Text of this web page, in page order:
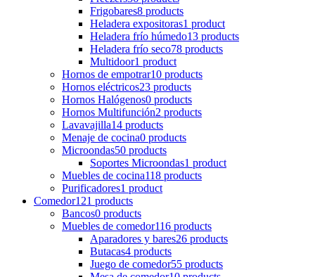
Frigobares8 products
Heladera expositoras1 product
Heladera frío húmedo13 products
Heladera frío seco78 products
Multidoor1 product
Hornos de empotrar10 products
Hornos eléctricos23 products
Hornos Halógenos0 products
Hornos Multifunción2 products
Lavavajilla14 products
Menaje de cocina0 products
Microondas50 products
Soportes Microondas1 product
Muebles de cocina118 products
Purificadores1 product
Comedor121 products
Bancos0 products
Muebles de comedor116 products
Aparadores y bares26 products
Butacas4 products
Juego de comedor55 products